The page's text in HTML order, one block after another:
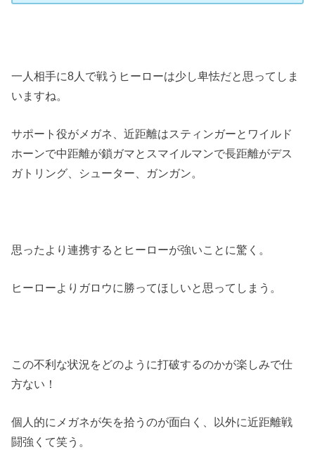
一人相手に8人で戦うヒーローは少し卑怯だと思ってしま
いますね。
サポート役がメガネ、近距離はスティンガーとワイルド
ホーンで中距離が鎖ガマとスマイルマンで長距離がデス
ガトリング、シューター、ガンガン。
思ったより連携するとヒーローが強いことに驚く。
ヒーローよりガロウに勝ってほしいと思ってしまう。
この不利な状況をどのように打破するのかが楽しみで仕
方ない！
個人的にメガネが矢を拾うのが面白く、以外に近距離戦
闘強くて笑う。